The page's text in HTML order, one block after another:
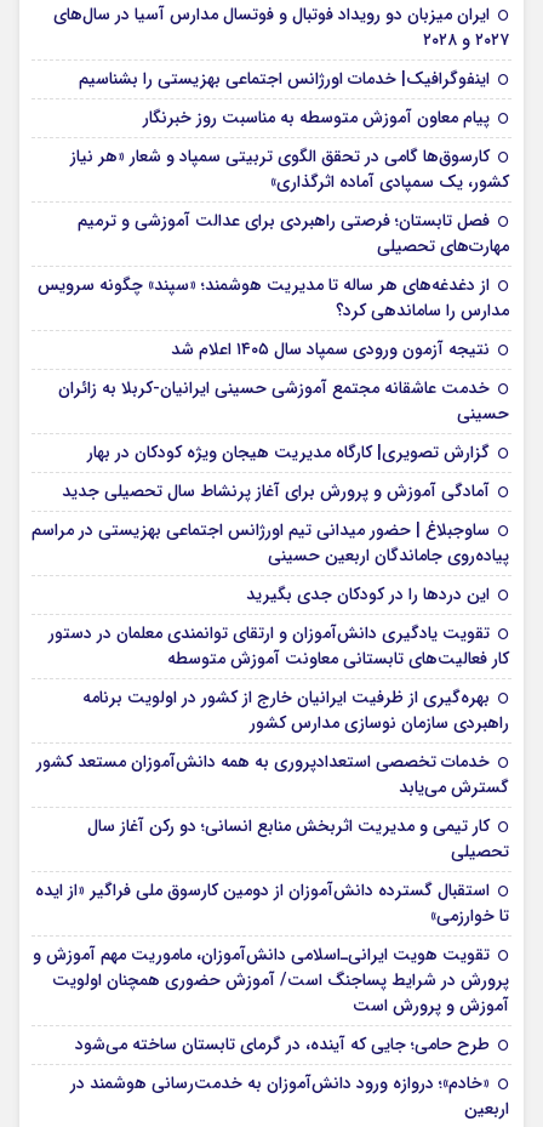
ایران میزبان دو رویداد فوتبال و فوتسال مدارس آسیا در سال‌های
۲۰۲۷ و ۲۰۲۸
اینفوگرافیک| خدمات اورژانس اجتماعی بهزیستی را بشناسیم
پیام معاون آموزش متوسطه به مناسبت روز خبرنگار
کارسوق‌ها گامی در تحقق الگوی تربیتی سمپاد و شعار «هر نیاز
کشور، یک سمپادی آماده اثرگذاری»
فصل تابستان؛ فرصتی راهبردی برای عدالت آموزشی و ترمیم
مهارت‌های تحصیلی
از دغدغه‌های هر ساله تا مدیریت هوشمند؛ «سپند» چگونه سرویس
مدارس را ساماندهی کرد؟
نتیجه آزمون ورودی سمپاد سال ۱۴۰۵ اعلام شد
خدمت عاشقانه مجتمع آموزشی‌ حسینی ایرانیان-کربلا به زائران
حسینی
گزارش تصویری| کارگاه مدیریت هیجان ویژه کودکان در بهار
آمادگی آموزش و پرورش برای آغاز پرنشاط سال تحصیلی جدید
ساوجبلاغ | حضور میدانی تیم اورژانس اجتماعی بهزیستی در مراسم
پیاده‌روی جاماندگان اربعین حسینی
این درد‌ها را در کودکان جدی بگیرید
تقویت یادگیری دانش‌آموزان و ارتقای توانمندی معلمان در دستور
کار فعالیت‌های تابستانی معاونت آموزش متوسطه
بهره‌گیری از ظرفیت ایرانیان خارج از کشور در اولویت برنامه
راهبردی سازمان نوسازی مدارس کشور
خدمات تخصصی استعدادپروری به همه دانش‌آموزان مستعد کشور
گسترش می‌یابد
کار تیمی و مدیریت اثربخش منابع انسانی؛ دو رکن آغاز سال
تحصیلی
استقبال گسترده دانش‌آموزان از دومین کارسوق ملی فراگیر «از ایده
تا خوارزمی»
تقویت هویت ایرانی‌ـ‌اسلامی دانش‌آموزان، ماموریت مهم آموزش و
پرورش در شرایط پساجنگ است/ آموزش حضوری همچنان اولویت
آموزش و پرورش است
طرح حامی؛ جایی که آینده، در گرمای تابستان ساخته می‌شود
«خادم»؛ دروازه ورود دانش‌آموزان به خدمت‌رسانی هوشمند در
اربعین